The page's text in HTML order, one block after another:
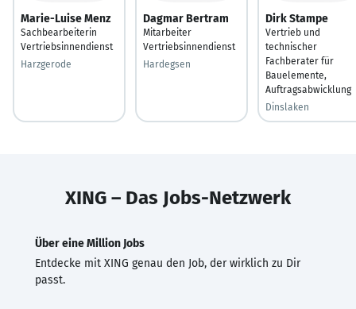
Marie-Luise Menz
Sachbearbeiterin
Vertriebsinnendienst
Harzgerode
Dagmar Bertram
Mitarbeiter
Vertriebsinnendienst
Hardegsen
Dirk Stampe
Vertrieb und
technischer
Fachberater für
Bauelemente,
Auftragsabwicklung
Dinslaken
XING – Das Jobs-Netzwerk
Über eine Million Jobs
Entdecke mit XING genau den Job, der wirklich zu Dir
passt.